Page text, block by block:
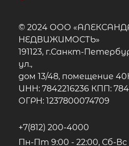
© 2024 ООО
НЕДВИЖИМОСТЬ»
191123, г.Санкт-
ул.,
дом 13/48, помещение
ИНН: 7842216236 КПП:
ОГРН: 1237800074709
+7(812) 200-4000
Пн-Пт 9:00 - 22:00, Сб-Вс